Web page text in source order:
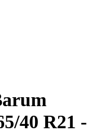
40 R21 -